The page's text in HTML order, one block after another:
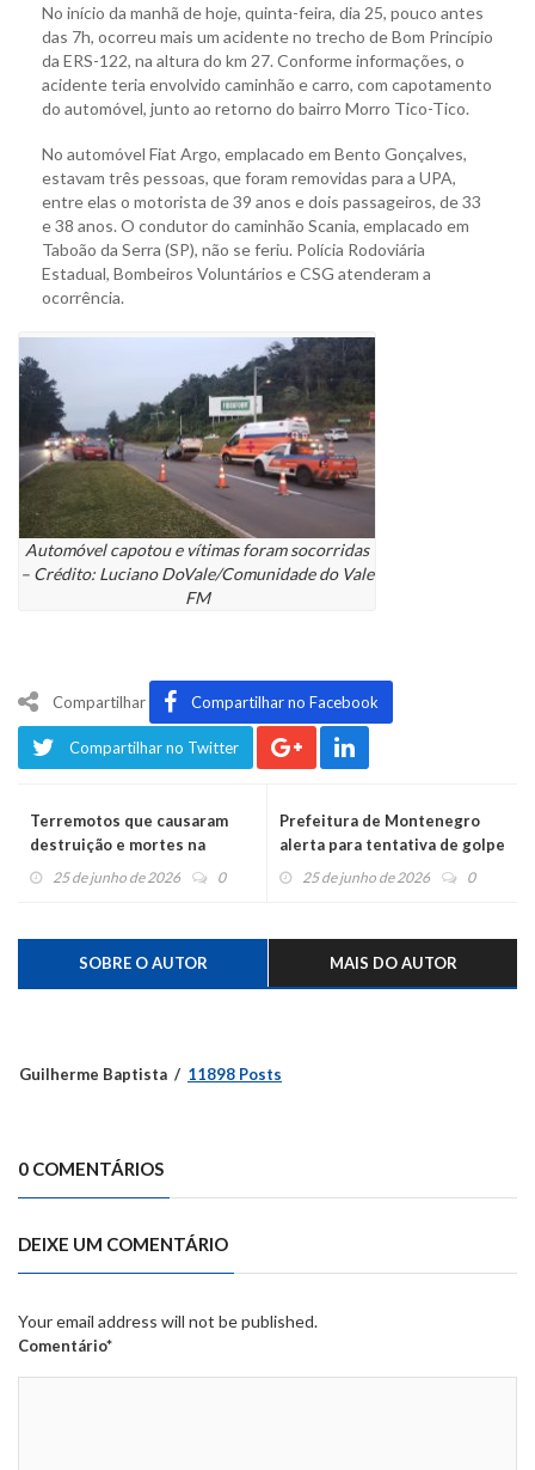
No início da manhã de hoje, quinta-feira, dia 25, pouco antes
das 7h, ocorreu mais um acidente no trecho de Bom Princípio
da ERS-122, na altura do km 27. Conforme informações, o
acidente teria envolvido caminhão e carro, com capotamento
do automóvel, junto ao retorno do bairro Morro Tico-Tico.
No automóvel Fiat Argo, emplacado em Bento Gonçalves,
estavam três pessoas, que foram removidas para a UPA,
entre elas o motorista de 39 anos e dois passageiros, de 33
e 38 anos. O condutor do caminhão Scania, emplacado em
Taboão da Serra (SP), não se feriu. Polícia Rodoviária
Estadual, Bombeiros Voluntários e CSG atenderam a
ocorrência.
Automóvel capotou e vítimas foram socorridas
– Crédito: Luciano DoVale/Comunidade do Vale
FM
Compartilhar Compartilhar no Facebook
Compartilhar no Twitter
Terremotos que causaram
destruição e mortes na
Venezuela foram sentidos no
25 de junho de 2026 0
Prefeitura de Montenegro
alerta para tentativa de golpe
envolvendo suposta
25 de junho de 2026 0
SOBRE O AUTOR MAIS DO AUTOR
Guilherme Baptista 11898 Posts
0 COMENTÁRIOS
DEIXE UM COMENTÁRIO
Your email address will not be published.
Comentário*